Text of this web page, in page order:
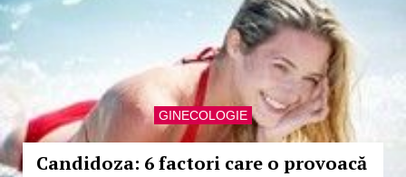
GINECOLOGIE
Candidoza: 6 factori care o provoacă